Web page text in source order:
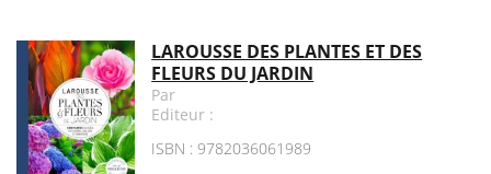
LAROUSSE DES PLANTES ET DES
FLEURS DU JARDIN
Par
Editeur :
ISBN : 9782036061989